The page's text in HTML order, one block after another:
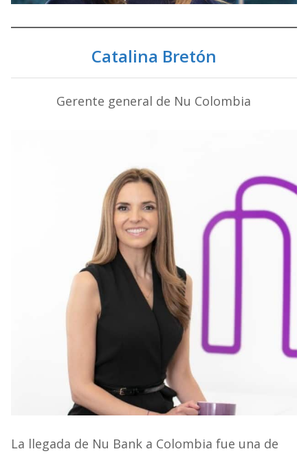
Catalina Bretón
Gerente general de Nu Colombia
La llegada de Nu Bank a Colombia fue una de